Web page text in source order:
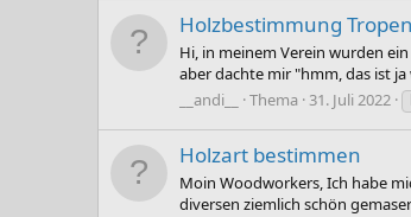
Holzbestimmung
Hi, in meinem Verein wurden
aber dachte mir "hmm, das ist ja
__andi__
Thema 31. Juli 2022
Holzart bestimmen
Moin Woodworkers, Ich habe
diversen ziemlich schön